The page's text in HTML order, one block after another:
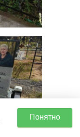
Понятно